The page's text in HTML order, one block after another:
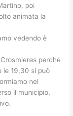
poi
animata la
vedendo è
perché
le 19,30 si può
nel
il municipio,